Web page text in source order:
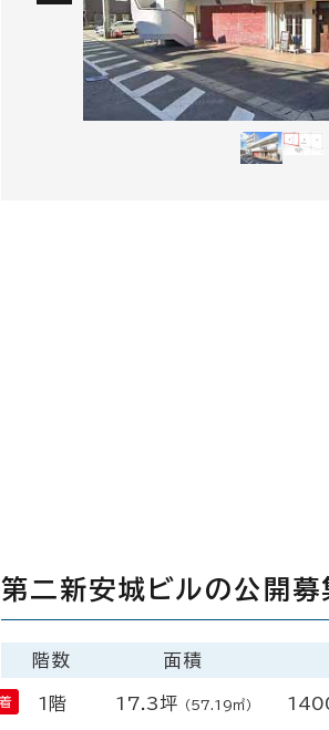
第二新安城ビルの公開募
階数 面積
1階 17.3坪 （57.19㎡）